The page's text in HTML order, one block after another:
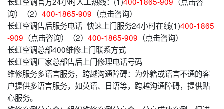
询）（2） 400-1865-909 （点击咨询）
长虹空调售后服务电话_快速上门服务24小时在线(1)400-1865
-909 （点击咨询）（2） 400-1865-909 （点击咨询）
长虹空调总部400维修上门联系方式
长虹空调厂家总部售后上门修理电话号码
维修服务多语言服务，跨越沟通障碍：为外籍或语言不通的客
户提供多语言服务，如英语、日语等，跨越沟通障碍，提供贴
心服务。